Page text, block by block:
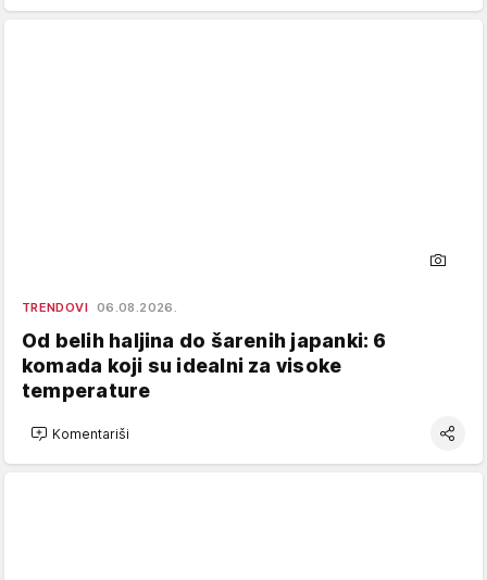
TRENDOVI 06.08.2026.
Od belih haljina do šarenih japanki: 6
komada koji su idealni za visoke
temperature
Komentariši